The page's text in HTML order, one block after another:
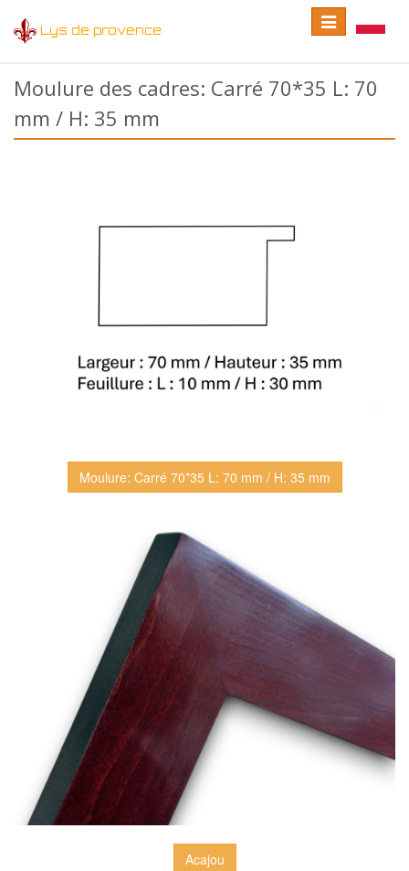
Lys de provence
Toggle
language
Toggle
navigation
Moulure des cadres: Carré 70*35 L: 70
mm / H: 35 mm
Moulure: Carré 70*35 L: 70 mm / H: 35 mm
Acajou